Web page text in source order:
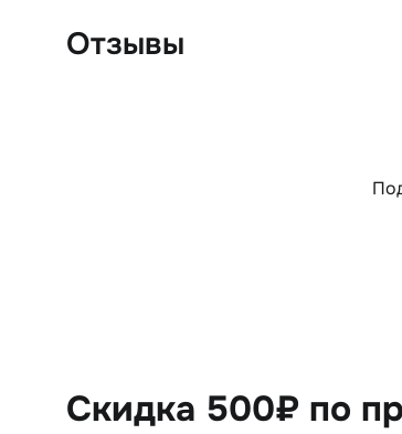
Отзывы
Скидка 500₽ по